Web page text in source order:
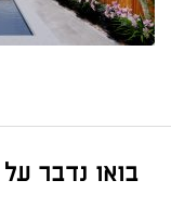
בואו נדבר